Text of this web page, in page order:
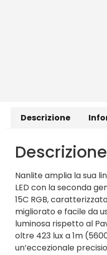
Descrizione
Descrizione
Nanlite amplia la sua
LED con la seconda
15C RGB,
migliorato e facile da
luminosa rispetto al
oltre 423 lux a 1m
un’eccezionale